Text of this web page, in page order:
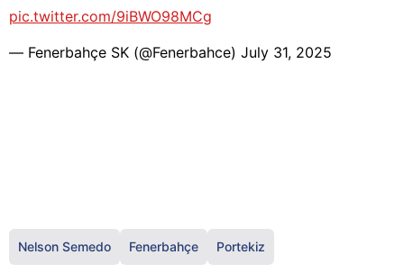
pic.twitter.com/9iBWO98MCg
— Fenerbahçe SK (@Fenerbahce) July 31, 2025
Nelson Semedo Fenerbahçe Portekiz